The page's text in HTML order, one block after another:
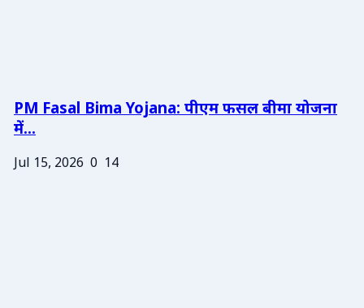
PM Fasal Bima Yojana: पीएम फसल बीमा योजना
में...
Jul 15, 2026 0 14